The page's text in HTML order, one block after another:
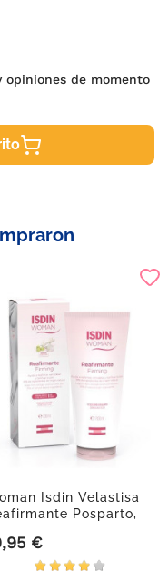
opiniones de momento
Isdin Velastisa
Posparto,
€